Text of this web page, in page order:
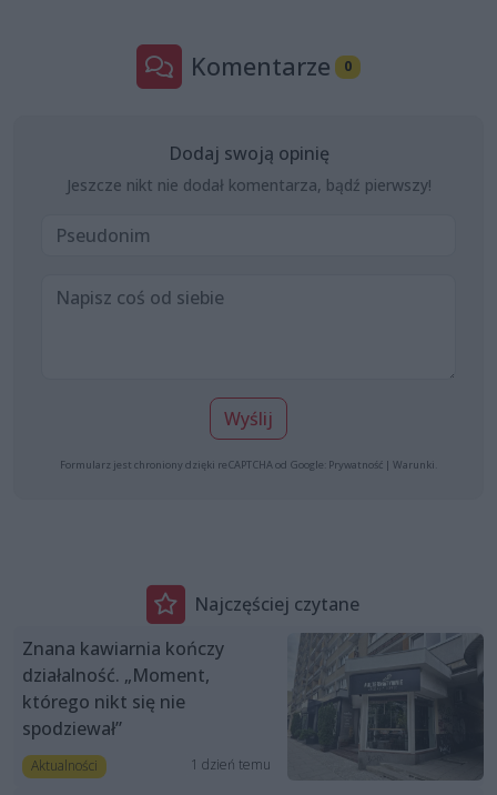
Komentarze 0
Dodaj swoją opinię
Jeszcze nikt nie dodał komentarza, bądź pierwszy!
Wyślij
Formularz jest chroniony dzięki reCAPTCHA od Google: Prywatność | Warunki
Najczęściej czytane
Znana kawiarnia kończy
działalność. „Moment,
którego nikt się nie
spodziewał”
Aktualności 1 dzień temu